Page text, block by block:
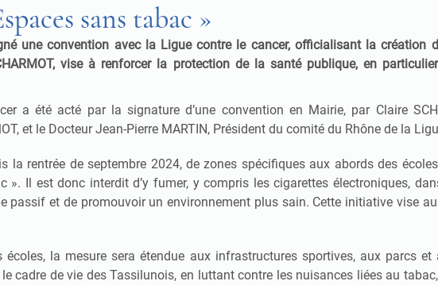
sans tabac »
une convention avec la Ligue contre le cancer, officialisant la création
vise à renforcer la protection de la santé publique, en
a été acté par la signature d’une convention en Mairie, par Claire
et le Docteur Jean-Pierre MARTIN, Président du comité du Rhône de la
la rentrée de septembre 2024, de zones spécifiques aux abords des
». Il est donc interdit d’y fumer, y compris les cigarettes électroniques,
passif et de promouvoir un environnement plus sain. Cette initiative vise
la mesure sera étendue aux infrastructures sportives, aux parcs
cadre de vie des Tassilunois, en luttant contre les nuisances liées au